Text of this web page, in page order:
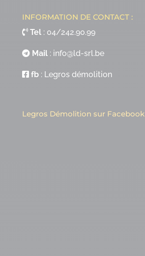
INFORMATION DE CONTACT :
Tel: 04/242.90.99
Mail: info@ld-srl.be
fb: Legros démolition
Legros Démolition sur Facebook